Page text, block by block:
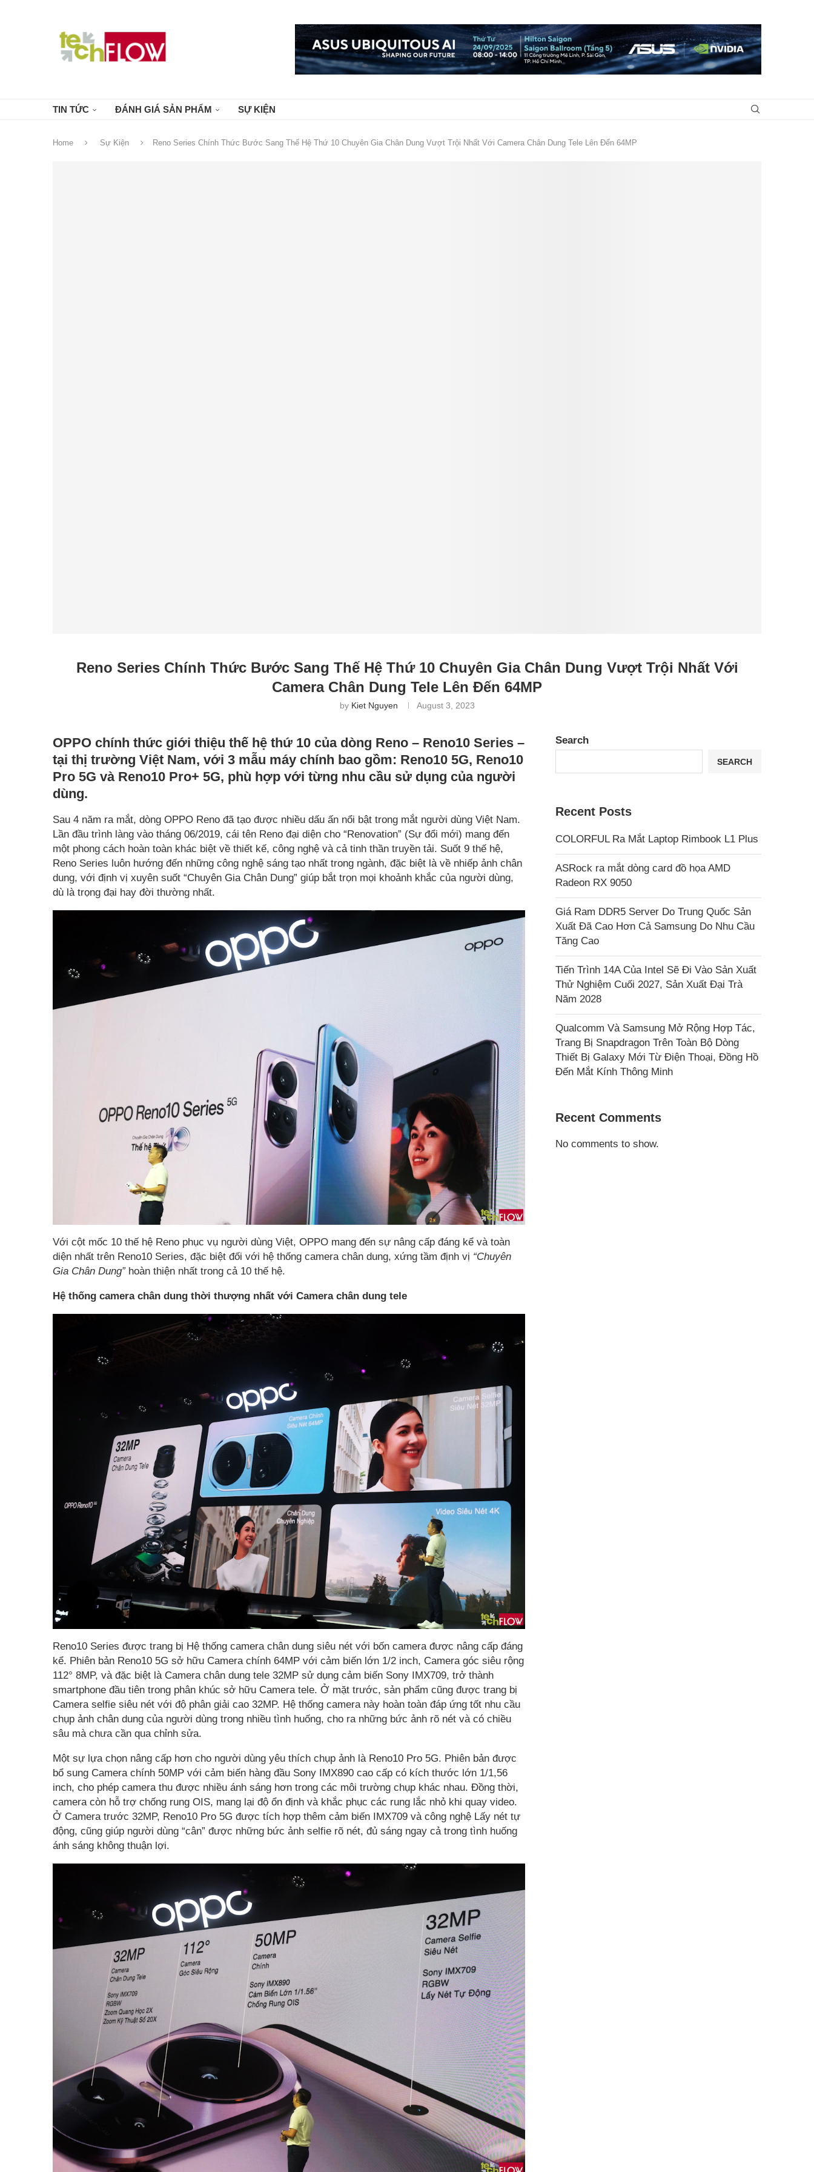
TIN TỨC ĐÁNH GIÁ SẢN PHẨM SỰ KIỆN
Home Sự Kiện Reno Series Chính Thức Bước Sang Thế Hệ Thứ 10 Chuyên Gia Chân Dung Vượt Trội Nhất Với Camera Chân Dung Tele Lên Đến 64MP
Reno Series Chính Thức Bước Sang Thế Hệ Thứ 10 Chuyên Gia Chân Dung Vượt Trội Nhất Với
Camera Chân Dung Tele Lên Đến 64MP
by Kiet Nguyen August 3, 2023
OPPO chính thức giới thiệu thế hệ thứ 10 của dòng Reno – Reno10 Series –
tại thị trường Việt Nam, với 3 mẫu máy chính bao gồm: Reno10 5G, Reno10
Pro 5G và Reno10 Pro+ 5G, phù hợp với từng nhu cầu sử dụng của người
dùng.
Sau 4 năm ra mắt, dòng OPPO Reno đã tạo được nhiều dấu ấn nổi bật trong mắt người dùng Việt Nam.
Lần đầu trình làng vào tháng 06/2019, cái tên Reno đại diện cho “Renovation” (Sự đổi mới) mang đến
một phong cách hoàn toàn khác biệt về thiết kế, công nghệ và cả tinh thần truyền tải. Suốt 9 thế hệ,
Reno Series luôn hướng đến những công nghệ sáng tạo nhất trong ngành, đặc biệt là về nhiếp ảnh chân
dung, với định vị xuyên suốt “Chuyên Gia Chân Dung” giúp bắt trọn mọi khoảnh khắc của người dùng,
dù là trọng đại hay đời thường nhất.
Với cột mốc 10 thế hệ Reno phục vụ người dùng Việt, OPPO mang đến sự nâng cấp đáng kể và toàn
diện nhất trên Reno10 Series, đặc biệt đối với hệ thống camera chân dung, xứng tầm định vị “Chuyên
Gia Chân Dung”hoàn thiện nhất trong cả 10 thế hệ.
Hệ thống camera chân dung thời thượng nhất với Camera chân dung tele
Reno10 Series được trang bị Hệ thống camera chân dung siêu nét với bốn camera được nâng cấp đáng
kể. Phiên bản Reno10 5G sở hữu Camera chính 64MP với cảm biến lớn 1/2 inch, Camera góc siêu rộng
112° 8MP, và đặc biệt là Camera chân dung tele 32MP sử dụng cảm biến Sony IMX709, trở thành
smartphone đầu tiên trong phân khúc sở hữu Camera tele. Ở mặt trước, sản phẩm cũng được trang bị
Camera selfie siêu nét với độ phân giải cao 32MP. Hệ thống camera này hoàn toàn đáp ứng tốt nhu cầu
chụp ảnh chân dung của người dùng trong nhiều tình huống, cho ra những bức ảnh rõ nét và có chiều
sâu mà chưa cần qua chỉnh sửa.
Một sự lựa chọn nâng cấp hơn cho người dùng yêu thích chụp ảnh là Reno10 Pro 5G. Phiên bản được
bổ sung Camera chính 50MP với cảm biến hàng đầu Sony IMX890 cao cấp có kích thước lớn 1/1,56
inch, cho phép camera thu được nhiều ánh sáng hơn trong các môi trường chụp khác nhau. Đồng thời,
camera còn hỗ trợ chống rung OIS, mang lại độ ổn định và khắc phục các rung lắc nhỏ khi quay video.
Ở Camera trước 32MP, Reno10 Pro 5G được tích hợp thêm cảm biến IMX709 và công nghệ Lấy nét tự
động, cũng giúp người dùng “cân” được những bức ảnh selfie rõ nét, đủ sáng ngay cả trong tình huống
ánh sáng không thuận lợi.
Search
SEARCH
Recent Posts
COLORFUL Ra Mắt Laptop Rimbook L1 Plus
ASRock ra mắt dòng card đồ họa AMD
Radeon RX 9050
Giá Ram DDR5 Server Do Trung Quốc Sản
Xuất Đã Cao Hơn Cả Samsung Do Nhu Cầu
Tăng Cao
Tiến Trình 14A Của Intel Sẽ Đi Vào Sản Xuất
Thử Nghiệm Cuối 2027, Sản Xuất Đại Trà
Năm 2028
Qualcomm Và Samsung Mở Rộng Hợp Tác,
Trang Bị Snapdragon Trên Toàn Bộ Dòng
Thiết Bị Galaxy Mới Từ Điện Thoại, Đồng Hồ
Đến Mắt Kính Thông Minh
Recent Comments
No comments to show.